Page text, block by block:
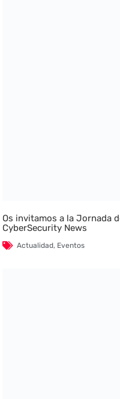
Os invitamos a la Jornada
CyberSecurity News
Actualidad, Eventos